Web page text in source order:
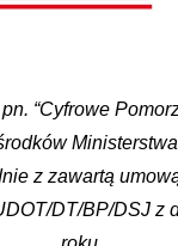
“Cyfrowe
z zawartą
DT/BP/DSJ z